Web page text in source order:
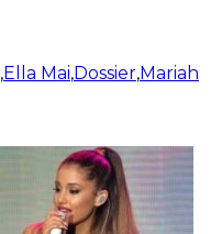
,Ella Mai,Dossier,Mariah